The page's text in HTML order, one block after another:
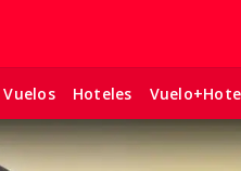
Vuelos Hoteles